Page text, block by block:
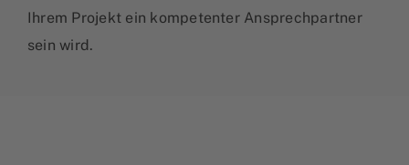
Ihrem Projekt ein kompetenter Ansprechpartner
sein wird.